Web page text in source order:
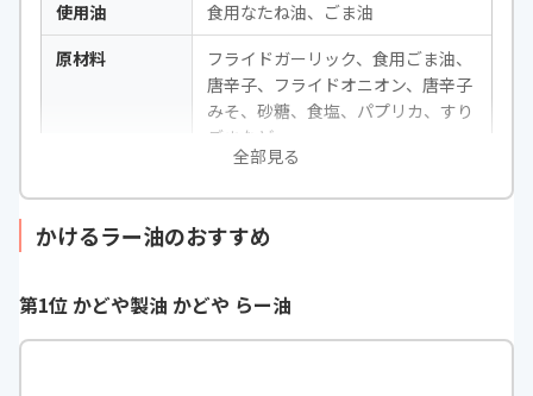
使用油
食用なたね油、ごま油
原材料
フライドガーリック、食用ごま油、
唐辛子、フライドオニオン、唐辛子
みそ、砂糖、食塩、パプリカ、すり
ごまなど
全部見る
かけるラー油のおすすめ
第1位 かどや製油 かどや らー油